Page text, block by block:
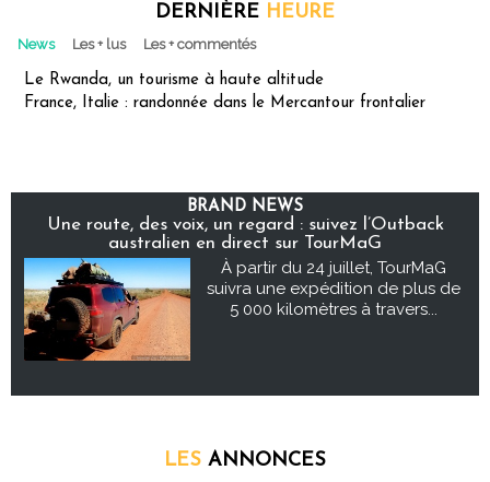
DERNIÈRE HEURE
News Les + lus Les + commentés
Le Rwanda, un tourisme à haute altitude
France, Italie : randonnée dans le Mercantour frontalier
BRAND NEWS
Une route, des voix, un regard : suivez l’Outback
australien en direct sur TourMaG
À partir du 24 juillet, TourMaG
suivra une expédition de plus de
5 000 kilomètres à travers...
LES ANNONCES